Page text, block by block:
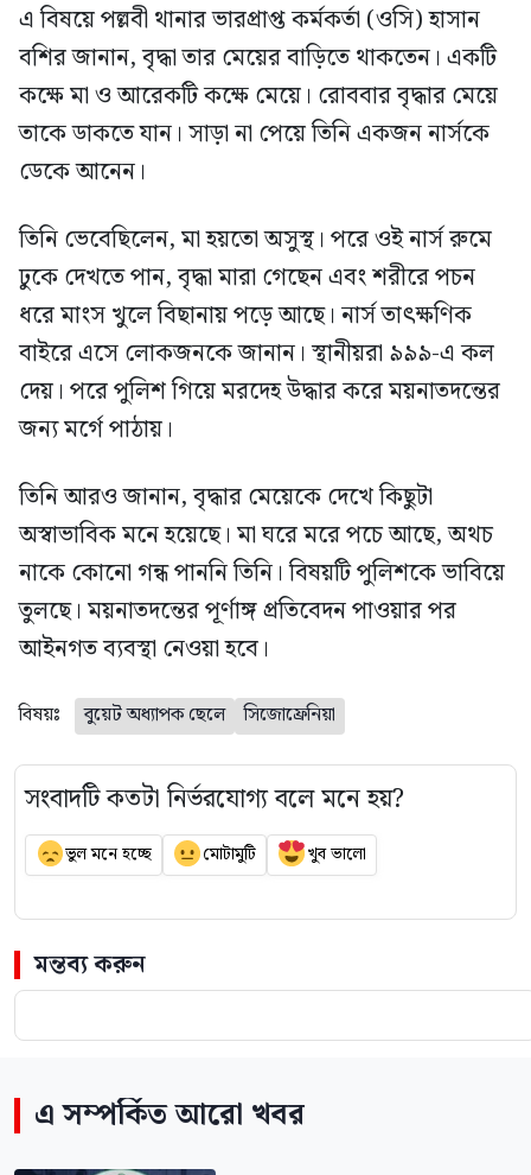
এ বিষয়ে পল্লবী থানার ভারপ্রাপ্ত কর্মকর্তা (ওসি) হাসান
বশির জানান, বৃদ্ধা তার মেয়ের বাড়িতে থাকতেন। একটি
কক্ষে মা ও আরেকটি কক্ষে মেয়ে। রোববার বৃদ্ধার মেয়ে
তাকে ডাকতে যান। সাড়া না পেয়ে তিনি একজন নার্সকে
ডেকে আনেন।
তিনি ভেবেছিলেন, মা হয়তো অসুস্থ। পরে ওই নার্স রুমে
ঢুকে দেখতে পান, বৃদ্ধা মারা গেছেন এবং শরীরে পচন
ধরে মাংস খুলে বিছানায় পড়ে আছে। নার্স তাৎক্ষণিক
বাইরে এসে লোকজনকে জানান। স্থানীয়রা ৯৯৯-এ কল
দেয়। পরে পুলিশ গিয়ে মরদেহ উদ্ধার করে ময়নাতদন্তের
জন্য মর্গে পাঠায়।
তিনি আরও জানান, বৃদ্ধার মেয়েকে দেখে কিছুটা
অস্বাভাবিক মনে হয়েছে। মা ঘরে মরে পচে আছে, অথচ
নাকে কোনো গন্ধ পাননি তিনি। বিষয়টি পুলিশকে ভাবিয়ে
তুলছে। ময়নাতদন্তের পূর্ণাঙ্গ প্রতিবেদন পাওয়ার পর
আইনগত ব্যবস্থা নেওয়া হবে।
বিষয়ঃ বুয়েট অধ্যাপক ছেলে সিজোফ্রেনিয়া
সংবাদটি কতটা নির্ভরযোগ্য বলে মনে হয়?
ভুল মনে হচ্ছে মোটামুটি খুব ভালো
মন্তব্য করুন
এ সম্পর্কিত আরো খবর